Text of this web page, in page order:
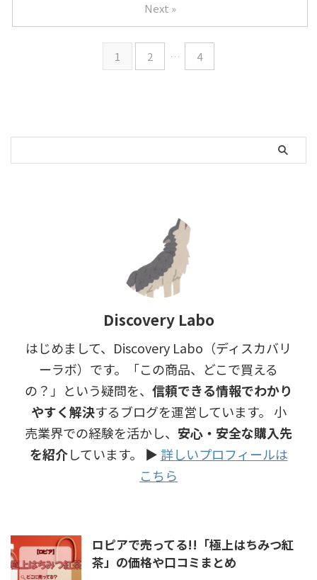
1 2 … 4
Next »
Discovery Labo
はじめまして、Discovery Labo（ディスカバリ
ーラボ）です。「この商品、どこで買える
の？」という疑問を、 信頼できる情報でわかり
やすく解決するブログを運営しています。 小
売業界での経験を活かし、 安心・安全な購入先
を紹介しています。 ▶︎ 詳しいプロフィールは
こちら
ロピアで売ってる!!「極上はちみつ紅
茶」の価格や口コミまとめ